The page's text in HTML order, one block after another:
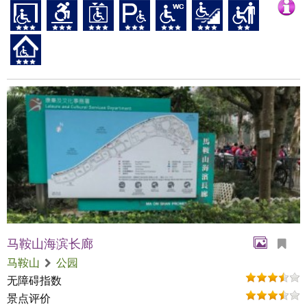
马鞍山海滨长廊
马鞍山
公园
无障碍指数
景点评价